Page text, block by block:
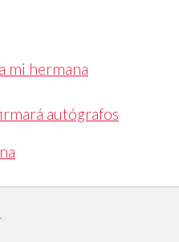
mi hermana
autógrafos